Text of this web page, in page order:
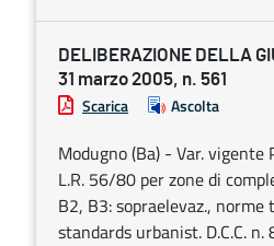
DELIBERAZIONE DELLA
31 marzo 2005, n. 561
Scarica Ascolta
Modugno (Ba) - Var. vigente
L.R. 56/80 per zone di
B2, B3: sopraelevaz., norme
standards urbanist. D.C.C.